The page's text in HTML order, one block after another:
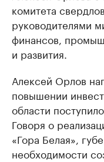
комитета
руководителями
финансов,
и развития.
Алексей Орлов
повышении
области
Говоря о
«Гора Белая»,
необходимости